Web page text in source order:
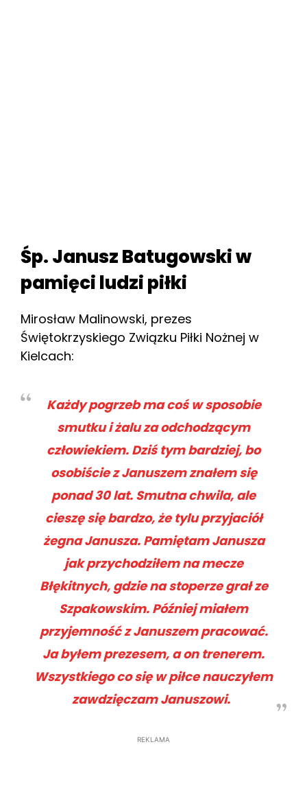
Śp. Janusz Batugowski w
pamięci ludzi piłki
Mirosław Malinowski, prezes
Świętokrzyskiego Związku Piłki Nożnej w
Kielcach:
Każdy pogrzeb ma coś w sposobie
smutku i żalu za odchodzącym
człowiekiem. Dziś tym bardziej, bo
osobiście z Januszem znałem się
ponad 30 lat. Smutna chwila, ale
cieszę się bardzo, że tylu przyjaciół
żegna Janusza. Pamiętam Janusza
jak przychodziłem na mecze
Błękitnych, gdzie na stoperze grał ze
Szpakowskim. Później miałem
przyjemność z Januszem pracować.
Ja byłem prezesem, a on trenerem.
Wszystkiego co się w piłce nauczyłem
zawdzięczam Januszowi.
REKLAMA